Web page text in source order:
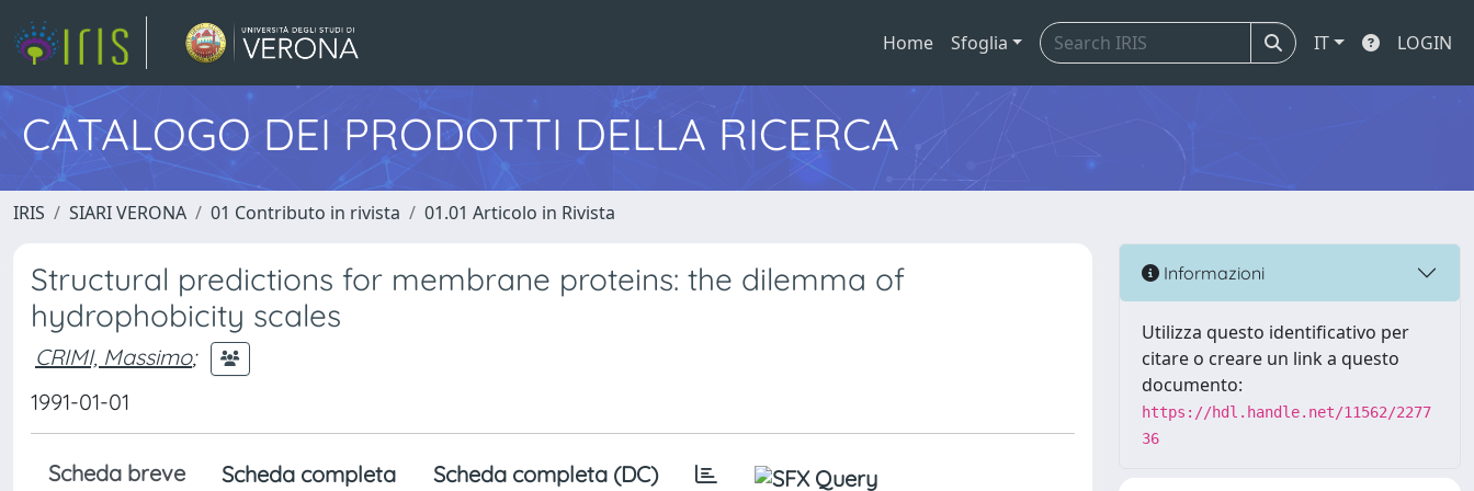
Home Sfoglia IT LOGIN
CATALOGO DEI PRODOTTI DELLA RICERCA
IRIS SIARI VERONA 01 Contributo in rivista 01.01 Articolo in Rivista
Structural predictions for membrane proteins: the dilemma of
hydrophobicity scales
CRIMI, Massimo;
1991-01-01
Scheda breve Scheda completa Scheda completa (DC)
Informazioni
Utilizza questo identificativo per
citare o creare un link a questo
documento:
https://hdl.handle.net/11562/2277
36